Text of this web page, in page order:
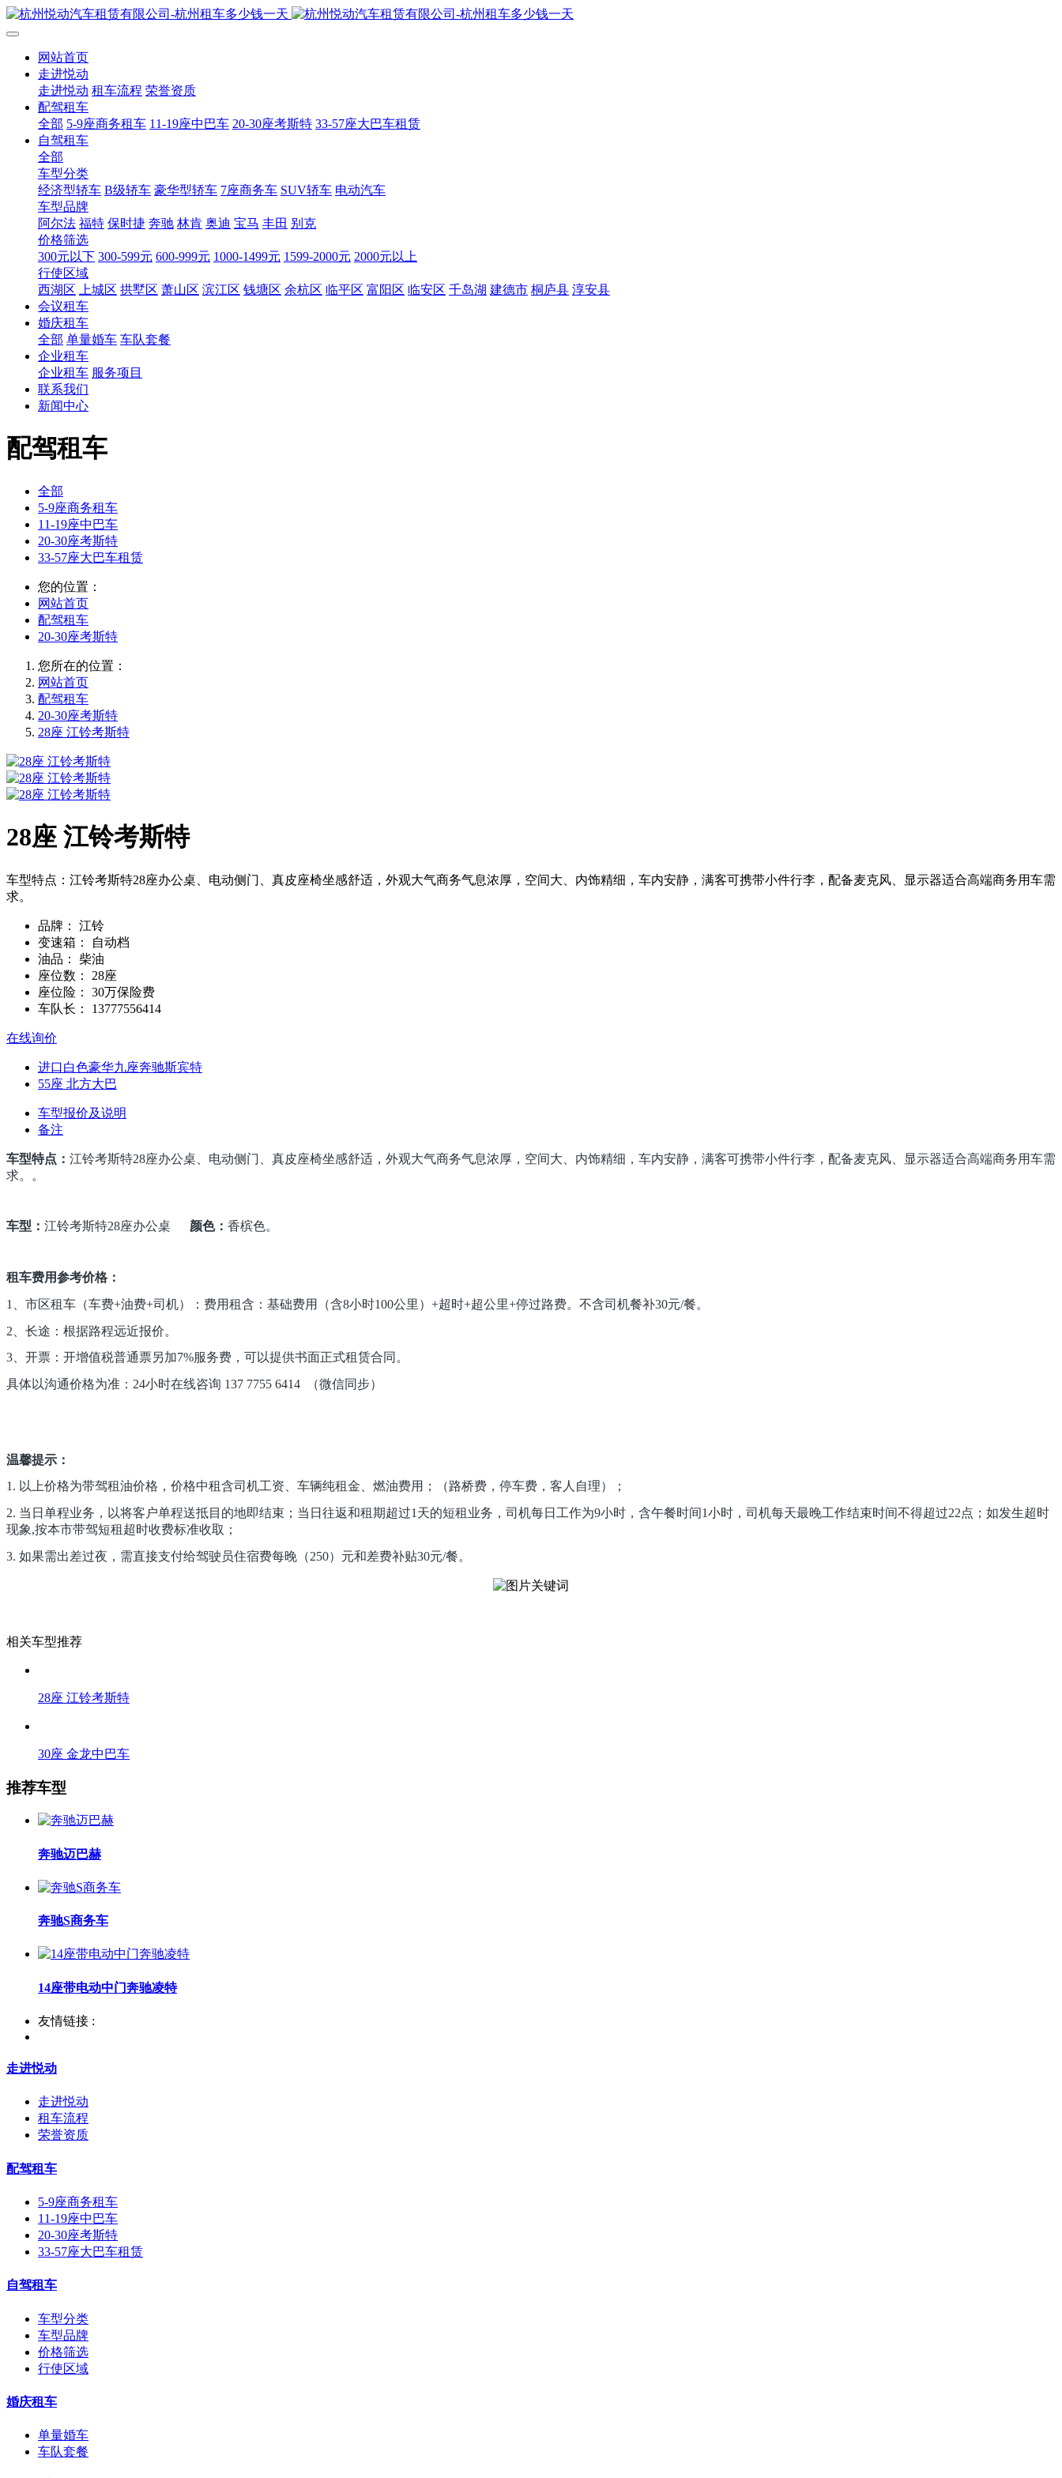
网站首页
走进悦动
走进悦动 租车流程 荣誉资质
配驾租车
全部 5-9座商务租车 11-19座中巴车 20-30座考斯特 33-57座大巴车租赁
自驾租车
全部
车型分类
经济型轿车 B级轿车 豪华型轿车 7座商务车 SUV轿车 电动汽车
车型品牌
阿尔法 福特 保时捷 奔驰 林肯 奥迪 宝马 丰田 别克
价格筛选
300元以下 300-599元 600-999元 1000-1499元 1599-2000元 2000元以上
行使区域
西湖区
上城区 拱墅区 萧山区 滨江区 钱塘区 余杭区 临平区 富阳区 临安区 千岛湖 建德市 桐庐县 淳安县
会议租车
婚庆租车
全部 单量婚车 车队套餐
企业租车
企业租车 服务项目
联系我们
新闻中心
配驾租车
全部
5-9座商务租车
11-19座中巴车
20-30座考斯特
33-57座大巴车租赁
您的位置：
网站首页
配驾租车
20-30座考斯特
您所在的位置：
网站首页
配驾租车
20-30座考斯特
28座 江铃考斯特
28座 江铃考斯特
车型特点：江铃考斯特28座办公桌、电动侧门、真皮座椅坐感舒适，外观大气商务气息浓厚，空间大、内饰精细，车内安静，满客可携带小件行李，配备麦克风、显示器适合高端商务用车需
求。
品牌：
江铃
变速箱：
自动档
油品：
柴油
座位数：
28座
座位险：
30万保险费
车队长：
13777556414
在线询价
进口白色豪华九座奔驰斯宾特
55座 北方大巴
车型报价及说明
备注
车型特点： 江铃考斯特28座办公桌、电动侧门、真皮座椅坐感舒适，外观大气商务气息浓厚，空间大、内饰精细，车内安静，满客可携带小件行李，配备麦克风、显示器适合高端商务用车需
求。。
车型： 江铃考斯特28座办公桌 颜色： 香槟色。
租车费用参考价格：
1、市区租车（车费+油费+司机）：费用租含：基础费用（含8小时100公里）+超时+超公里+停过路费。不含司机餐补30元/餐。
2、长途：根据路程远近报价。
3、开票：开增值税普通票另加7%服务费，可以提供书面正式租赁合同。
具体以沟通价格为准：24小时在线咨询 137 7755 6414 （微信同步）
温馨提示：
1. 以上价格为带驾租油价格，价格中租含司机工资、车辆纯租金、燃油费用；（路桥费，停车费，客人自理）；
2. 当日单程业务，以将客户单程送抵目的地即结束；当日往返和租期超过1天的短租业务，司机每日工作为9小时，含午餐时间1小时，司机每天最晚工作结束时间不得超过22点；如发生超时
现象,按本市带驾短租超时收费标准收取；
3. 如果需出差过夜，需直接支付给驾驶员住宿费每晚（250）元和差费补贴30元/餐。
相关车型推荐
28座 江铃考斯特
30座 金龙中巴车
推荐车型
奔驰迈巴赫
奔驰S商务车
14座带电动中门奔驰凌特
友情链接 :
走进悦动
走进悦动
租车流程
荣誉资质
配驾租车
5-9座商务租车
11-19座中巴车
20-30座考斯特
33-57座大巴车租赁
自驾租车
车型分类
车型品牌
价格筛选
行使区域
婚庆租车
单量婚车
车队套餐